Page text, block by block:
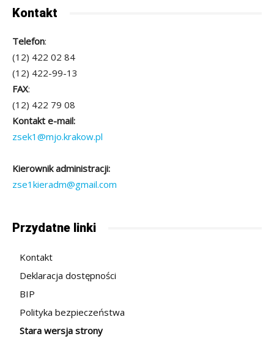
Kontakt
Telefon:
(12) 422 02 84
(12) 422-99-13
FAX:
(12) 422 79 08
Kontakt e-mail:
zsek1@mjo.krakow.pl
Kierownik administracji:
zse1kieradm@gmail.com
Przydatne linki
Kontakt
Deklaracja dostępności
BIP
Polityka bezpieczeństwa
Stara wersja strony